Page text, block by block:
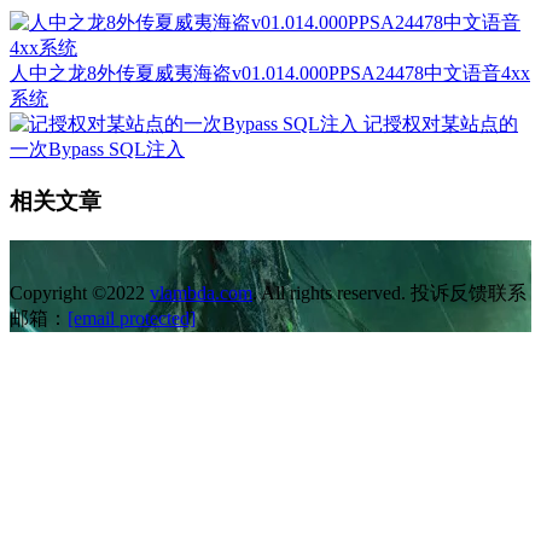
人中之龙8外传夏威夷海盗v01.014.000PPSA24478中文语音4xx
系统
记授权对某站点的
一次Bypass SQL注入
相关文章
Copyright ©2022 vlambda.com. All rights reserved. 投诉反馈联系
邮箱： [email protected]